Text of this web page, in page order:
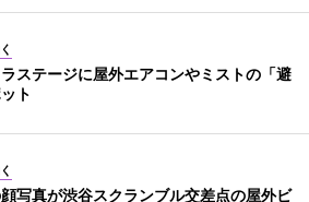
ステージに屋外エアコンやミストの「避
ト
写真が渋谷スクランブル交差点の屋外ビ